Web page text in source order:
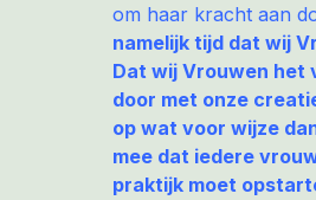
om haar kracht aan
namelijk tijd dat wij
Dat wij Vrouwen het
door met onze
op wat voor wijze
mee dat iedere
praktijk moet